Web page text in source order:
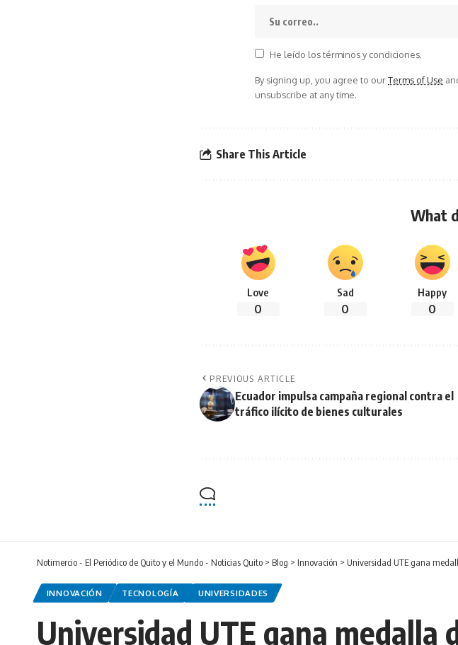
He leído los términos y condiciones.
By signing up, you agree to ourTerms of Use
unsubscribe at any time.
Share This Article
What
Love
0
Sad
0
Happy
0
PREVIOUS ARTICLE
Ecuador impulsa campaña regional contra el
tráfico ilícito de bienes culturales
Notimercio - El Periódico de Quito y el Mundo - Noticias Quito > Blog > Innovación > Universidad UTE gana
INNOVACIÓN TECNOLOGÍA UNIVERSIDADES
Universidad UTE gana medalla